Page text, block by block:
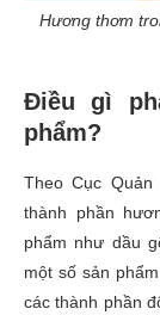
Hương thơm
Điều gì
phẩm?
Theo Cục
thành phần
phẩm như dầu
một số sản
các thành phần